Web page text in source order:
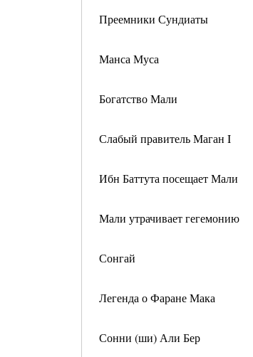
Преемники Сундиаты
Манса Муса
Богатство Мали
Слабый правитель Маган I
Ибн Баттута посещает Мали
Мали утрачивает гегемонию
Сонгай
Легенда о Фаране Мака
Сонни (ши) Али Бер